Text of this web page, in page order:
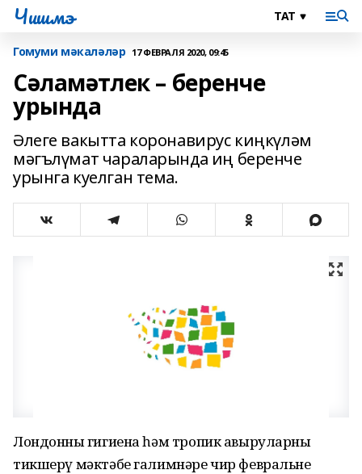
Чишмэ
Гомуми мәкаләләр 17 ФЕВРАЛЯ 2020, 09:45
Сәламәтлек – беренче
урында
Әлеге вакытта коронавирус киңкүләм
мәгълүмат чараларында иң беренче
урынга куелган тема.
Лондонның гигиена һәм тропик авыруларны
тикшерү мәктәбе галимнәре чир февральнең